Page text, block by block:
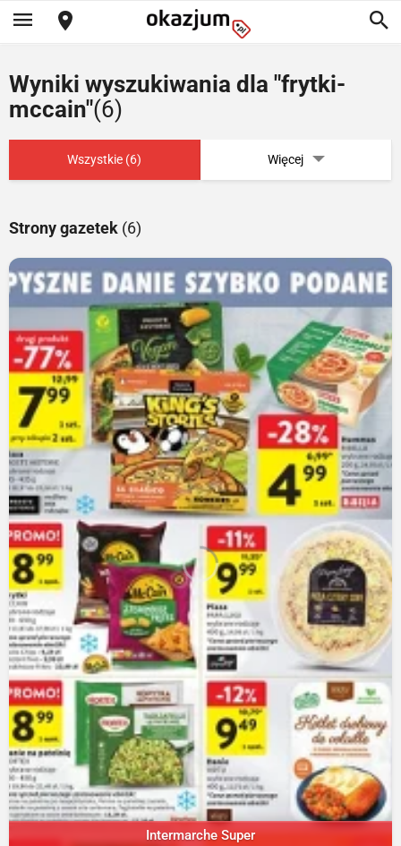
Wyniki wyszukiwania dla "frytki-
mccain"(6)
Wszystkie (6) Więcej
Strony gazetek (6)
Intermarche Super